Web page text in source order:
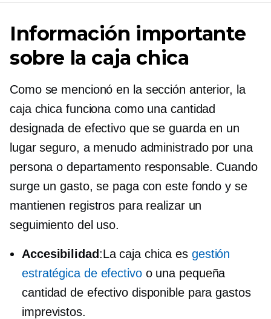
Información importante
sobre la caja chica
Como se mencionó en la sección anterior, la
caja chica funciona como una cantidad
designada de efectivo que se guarda en un
lugar seguro, a menudo administrado por una
persona o departamento responsable. Cuando
surge un gasto, se paga con este fondo y se
mantienen registros para realizar un
seguimiento del uso.
Accesibilidad:La caja chica es gestión
estratégica de efectivoo una pequeña
cantidad de efectivo disponible para gastos
imprevistos.